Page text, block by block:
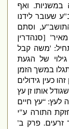
.ואף
שעובר לידנו
"ע,וסתם
' [ סנהדרין
: 'משה קבל
של הגעת
במשך הזמן
כעין גידולים
אותו זן עץ
: “עץ חיים
התורה ע "י
.פרק ב